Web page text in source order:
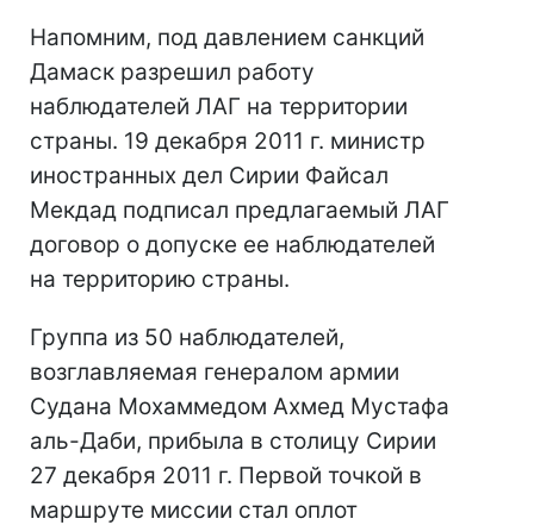
Напомним, под давлением санкций
Дамаск разрешил работу
наблюдателей ЛАГ на территории
страны. 19 декабря 2011 г. министр
иностранных дел Сирии Файсал
Мекдад подписал предлагаемый ЛАГ
договор о допуске ее наблюдателей
на территорию страны.
Группа из 50 наблюдателей,
возглавляемая генералом армии
Судана Мохаммедом Ахмед Мустафа
аль-Даби, прибыла в столицу Сирии
27 декабря 2011 г. Первой точкой в
маршруте миссии стал оплот